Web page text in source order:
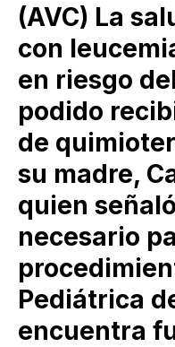
(AVC) La
con
en riesgo
podido
de
su madre,
quien
necesario
Pediátrica
encuentra